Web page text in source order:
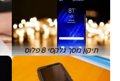
תיקון מסך גלקסי 8 פלוס